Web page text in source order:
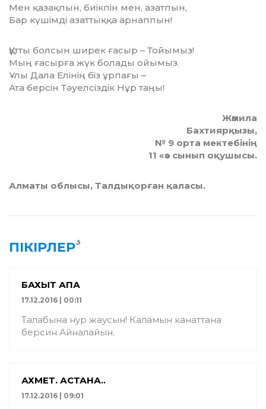
Мен қазақпын, биікпін мен, азатпын,
Бар күшімді азаттыққа арнаппын!
Құтты болсын ширек ғасыр – Тойымыз!
Мың ғасырға жүк болады ойымыз.
Ұлы Дала Елінің біз ұрпағы –
Ата берсін Тәуелсіздік Нұр таңы!
Жәмила
Бахтиярқызы,
№ 9 орта мектебінің
11 «ә» сынып оқушысы.
Алматы облысы, Талдықорған қаласы.
ПІКІРЛЕР3
БАХЫТ АПА
17.12.2016 | 00:11
Талабына нур жаусын! Каламын канаттана
берсин Айналайын.
АХМЕТ. АСТАНА..
17.12.2016 | 09:01